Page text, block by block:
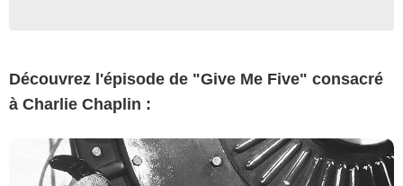
Découvrez l'épisode de "Give Me Five" consacré
à Charlie Chaplin :